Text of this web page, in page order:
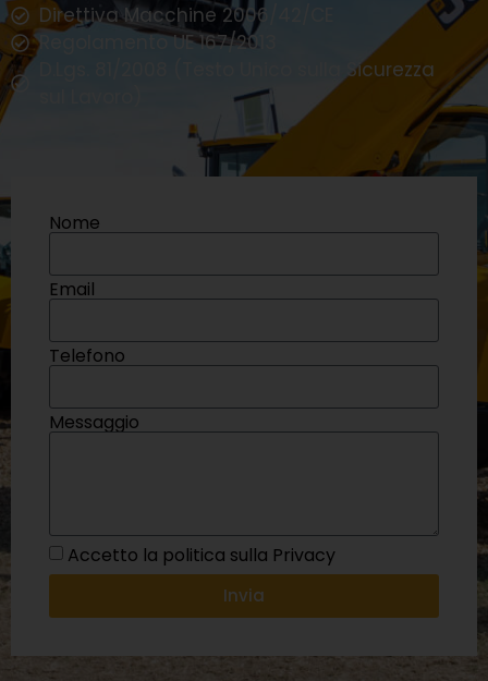
Direttiva Macchine 2006/42/CE
Regolamento UE 167/2013
D.Lgs. 81/2008 (Testo Unico sulla Sicurezza
Nome
Email
Telefono
Messaggio
Accetto la politica sulla Privacy
Invia